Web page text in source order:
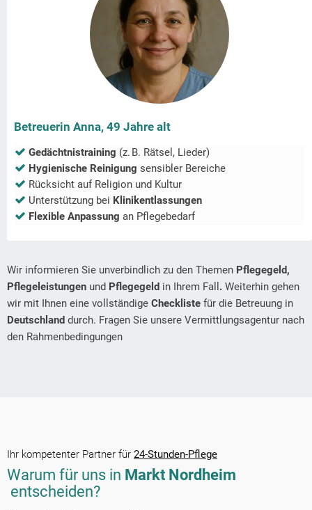
Betreuerin Anna, 49 Jahre alt
Gedächtnistraining (z. B. Rätsel, Lieder)
Hygienische Reinigung sensibler Bereiche
Rücksicht auf Religion und Kultur
Unterstützung bei Klinikentlassungen
Flexible Anpassung an Pflegebedarf
Wir informieren Sie unverbindlich zu den Themen Pflegegeld,
Pflegeleistungen und Pflegegeld in Ihrem Fall . Weiterhin gehen
wir mit Ihnen eine vollständige Checkliste für die Betreuung in
Deutschland durch. Fragen Sie unsere Vermittlungsagentur nach
den Rahmenbedingungen
Ihr kompetenter Partner für 24-Stunden-Pflege
Warum für uns in Markt Nordheim
entscheiden?